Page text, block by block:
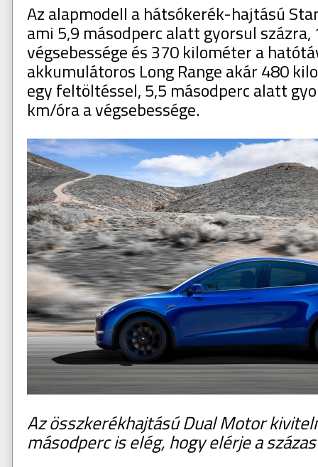
Az alapmodell a hátsókerék-hajtású
ami 5,9 másodperc alatt gyorsul
végsebessége és 370 kilométer a
akkumulátoros Long Range akár 480
egy feltöltéssel, 5,5 másodperc alatt
km/óra a végsebessége.
Az összkerékhajtású Dual Motor
másodperc is elég, hogy elérje a